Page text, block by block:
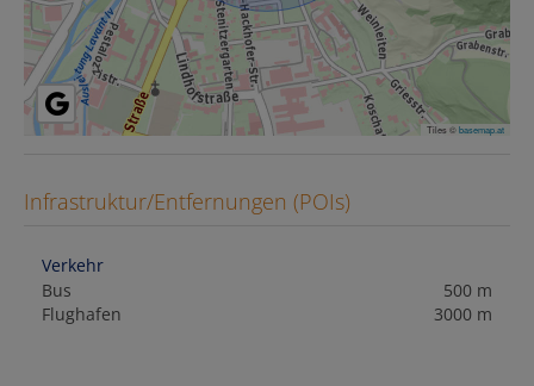
Tiles ©basemap.at
Infrastruktur/Entfernungen (POIs)
Verkehr
Bus
500 m
Flughafen
3000 m